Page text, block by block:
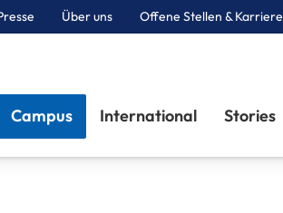
Über uns Offene Stellen & Karriere
Campus International Stories